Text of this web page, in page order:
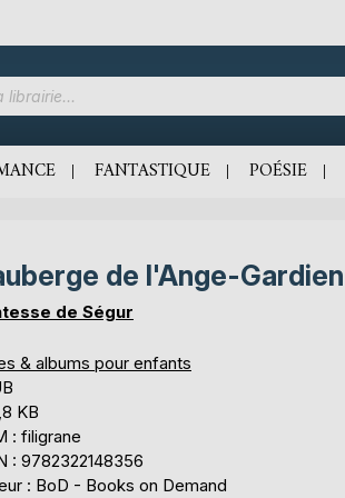
FANTASTIQUE POÉSIE
de l'Ange-Gardien
de Ségur
& albums pour enfants
KB
: filigrane
: 9782322148356
: BoD - Books on Demand